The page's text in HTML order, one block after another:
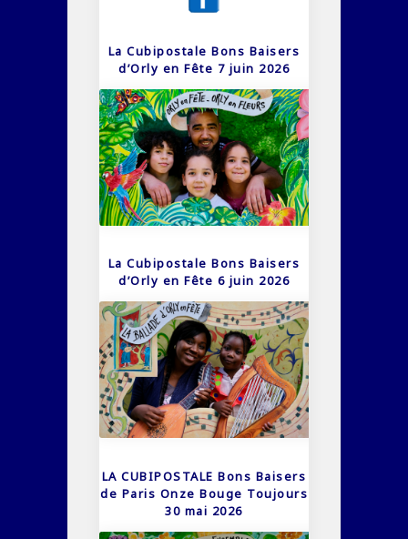
La Cubipostale Bons Baisers
d’Orly en Fête 7 juin 2026
La Cubipostale Bons Baisers
d’Orly en Fête 6 juin 2026
LA CUBIPOSTALE Bons Baisers
de Paris Onze Bouge Toujours
30 mai 2026